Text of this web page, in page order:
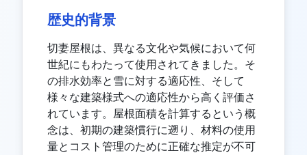
歴史的背景
切妻屋根は、異なる文化や気候において何
世紀にもわたって使用されてきました。そ
の排水効率と雪に対する適応性、そして
様々な建築様式への適応性から高く評価さ
れています。屋根面積を計算するという概
念は、初期の建築慣行に遡り、材料の使用
量とコスト管理のために正確な推定が不可